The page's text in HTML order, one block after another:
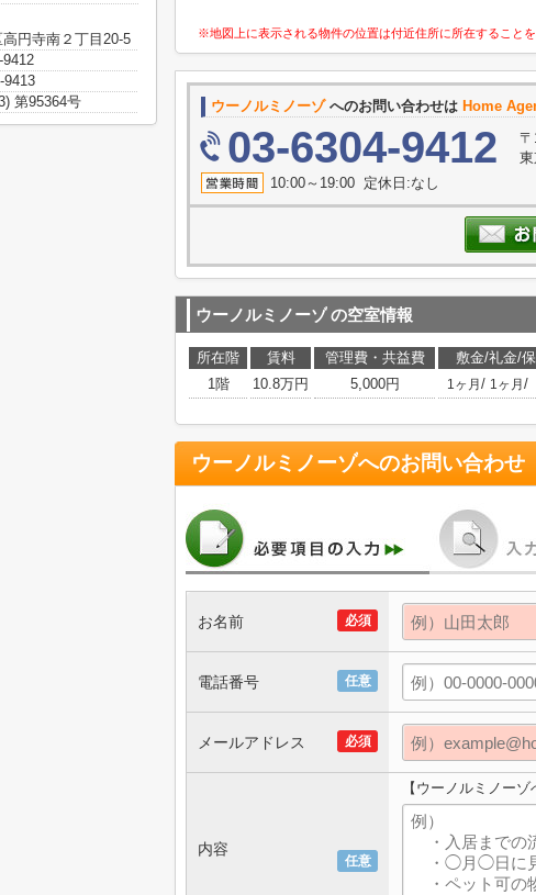
※地図上に表示される物件の位置は付近住所に所在すること
ウーノルミノーゾへのお問い合わせは Home
03-6304-9412
〒
10:00～19:00 定休日:なし
ウーノルミノーゾの空室情報
所在階 賃料 管理費・共益費 敷金/礼金/
1階
10.8万円 5,000円 1ヶ月 / 1ヶ月 /
ウーノルミノーゾへのお問い合わせ
必須
お名前
任意
電話番号
必須
メールアドレス
任意
内容
【ウーノルミノーゾ
円寺南２丁目20-5
9412
9413
第95364号